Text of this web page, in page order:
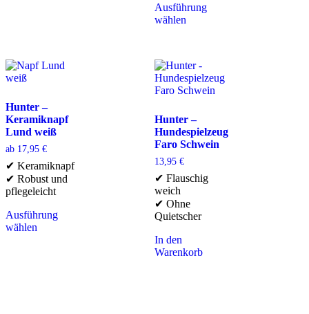
Ausführung
wählen
Hunter –
Keramiknapf
Lund weiß
ab 17,95 €
✔ Keramiknapf
✔ Robust und
pflegeleicht
Ausführung
wählen
Hunter –
Hundespielzeug
Faro Schwein
13,95 €
✔ Flauschig
weich
✔ Ohne
Quietscher
In den
Warenkorb